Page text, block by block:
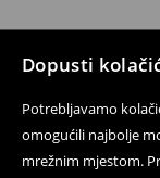
Dopusti
Potrebljavamo
omogućili najbolje
mrežnim mjestom.